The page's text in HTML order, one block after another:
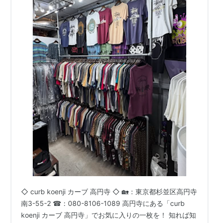
◇ curb koenji カーブ 高円寺 ◇ 🏡：東京都杉並区高円寺
南3-55-2 ☎：080-8106-1089 高円寺にある「curb
koenji カーブ 高円寺」でお気に入りの一枚を！ 知れば知